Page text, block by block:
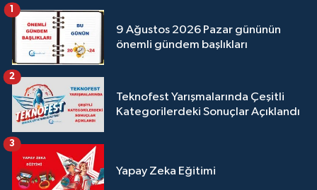
9 Ağustos 2026 Pazar gününün
önemli gündem başlıkları
1
Teknofest Yarışmalarında Çeşitli
Kategorilerdeki Sonuçlar Açıklandı
2
Yapay Zeka Eğitimi
3